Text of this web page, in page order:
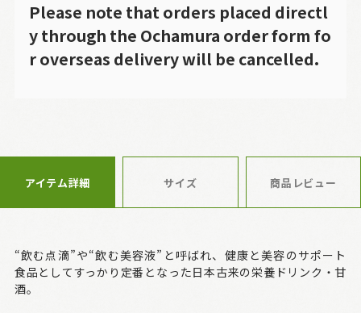
Please note that orders placed directl
y through the Ochamura order form fo
r overseas delivery will be cancelled.
アイテム詳細 サイズ 商品レビュー
“飲む点滴”や“飲む美容液”と呼ばれ、健康と美容のサポート
食品としてすっかり定番となった日本古来の栄養ドリンク・甘
酒。